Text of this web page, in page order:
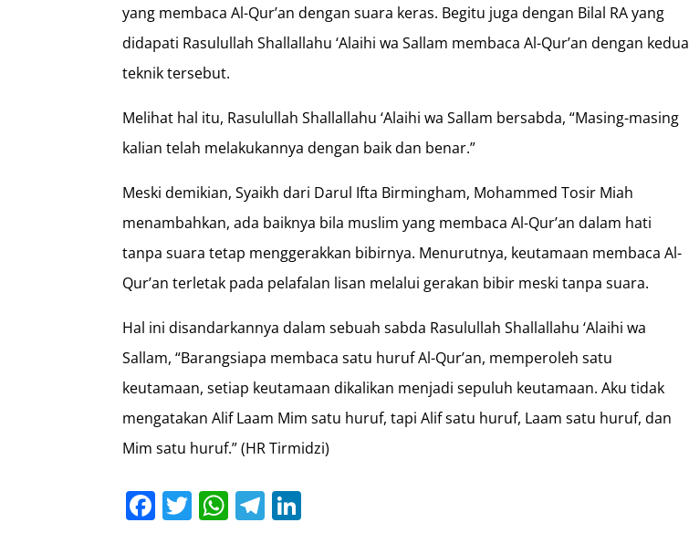
yang membaca Al-Qur’an dengan suara keras. Begitu juga dengan Bilal RA yang
didapati Rasulullah Shallallahu ‘Alaihi wa Sallam membaca Al-Qur’an dengan kedua
teknik tersebut.
Melihat hal itu, Rasulullah Shallallahu ‘Alaihi wa Sallam bersabda, “Masing-masing
kalian telah melakukannya dengan baik dan benar.”
Meski demikian, Syaikh dari Darul Ifta Birmingham, Mohammed Tosir Miah
menambahkan, ada baiknya bila muslim yang membaca Al-Qur’an dalam hati
tanpa suara tetap menggerakkan bibirnya. Menurutnya, keutamaan membaca Al-
Qur’an terletak pada pelafalan lisan melalui gerakan bibir meski tanpa suara.
Hal ini disandarkannya dalam sebuah sabda Rasulullah Shallallahu ‘Alaihi wa
Sallam, “Barangsiapa membaca satu huruf Al-Qur’an, memperoleh satu
keutamaan, setiap keutamaan dikalikan menjadi sepuluh keutamaan. Aku tidak
mengatakan Alif Laam Mim satu huruf, tapi Alif satu huruf, Laam satu huruf, dan
Mim satu huruf.” (HR Tirmidzi)
Facebook
Twitter
WhatsApp
Telegram